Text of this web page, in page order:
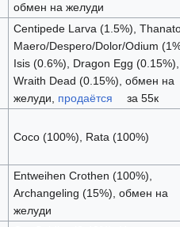
обмен на желуди
Centipede Larva (1.5%),
Maero/Despero/Dolor/Odium
Isis (0.6%), Dragon Egg (0.15%),
Wraith Dead (0.15%), обмен на
желуди, продаётся за 55к
Coco (100%), Rata (100%)
Entweihen Crothen (100%),
Archangeling (15%), обмен на
желуди